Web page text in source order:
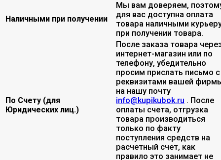
Наличными при получении
Мы вам доверяем,
для вас доступна оплата
товара наличными
при получении товара.
По Счету (для
Юридических лиц.)
После заказа товара
интернет-магазин или по
телефону, убедительно
просим прислать письмо с
реквизитами вашей
на нашу почту
info@kupikubok.ru . После
оплаты счета, отгрузка
товара производиться
только по факту
поступления средств на
расчетный счет, как
правило это занимает не